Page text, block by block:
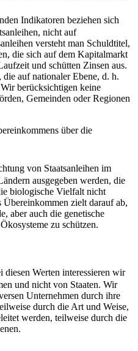
Indikatoren beziehen sich
nicht auf
versteht man Schuldtitel,
die sich auf dem Kapitalmarkt
und schütten Zinsen aus.
auf nationaler Ebene, d. h.
berücksichtigen keine
Gemeinden oder Regionen
über die
von Staatsanleihen im
ausgegeben werden, die
biologische Vielfalt nicht
Übereinkommen zielt darauf ab,
aber auch die genetische
zu schützen.
diesen Werten interessieren wir
und nicht von Staaten. Wir
Unternehmen durch ihre
durch die Art und Weise,
werden, teilweise durch die